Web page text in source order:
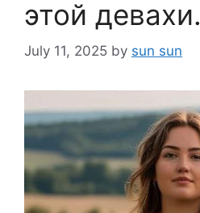
этой девахи.
July 11, 2025 by sun sun